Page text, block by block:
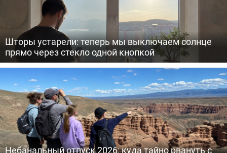
Шторы устарели: теперь мы выключаем солнце
прямо через стекло одной кнопкой
Небанальный отпуск 2026: куда тайно рвануть с